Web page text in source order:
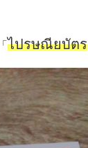
「 ไปรษณียบัตร